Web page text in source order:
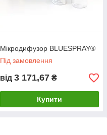
Мікродифузор BLUESPRAY®
Під замовлення
від 3 171,67 ₴
Купити